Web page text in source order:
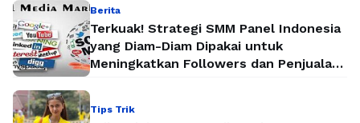
Berita
Terkuak! Strategi SMM Panel Indonesia
yang Diam-Diam Dipakai untuk
Meningkatkan Followers dan Penjualan
Tips Trik